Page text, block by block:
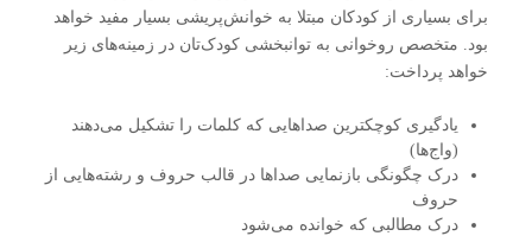
برای بسیاری از کودکان مبتلا به خوانش‌پریشی بسیار مفید خواهد
بود. متخصص روخوانی به توانبخشی کودک‌تان در زمینه‌های زیر
خواهد پرداخت:
یادگیری کوچکترین صداهایی که کلمات را تشکیل می‌دهند
(واج‌ها)
درک چگونگی بازنمایی صداها در قالب حروف و رشته‌هایی از
حروف
درک مطالبی که خوانده می‌شود